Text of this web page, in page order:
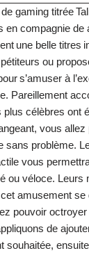
gaming titrée
en compagnie de
une belle titres
ou
s’amuser à
Pareillement
célèbres ont
vous
sans problème.
vous
ou véloce. Leurs
amusement
pouvoir
de
souhaitée,